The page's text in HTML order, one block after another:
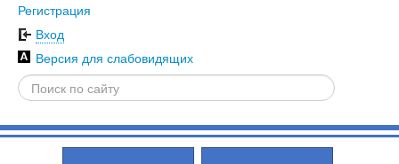
Регистрация
Вход
Версия для слабовидящих